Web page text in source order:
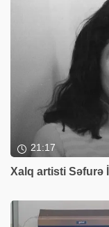
21:17
Xalq artisti Səfurə